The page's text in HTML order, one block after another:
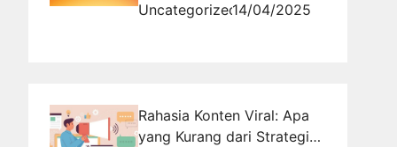
Uncategorized14/04/2025
Rahasia Konten Viral: Apa
yang Kurang dari Strategi